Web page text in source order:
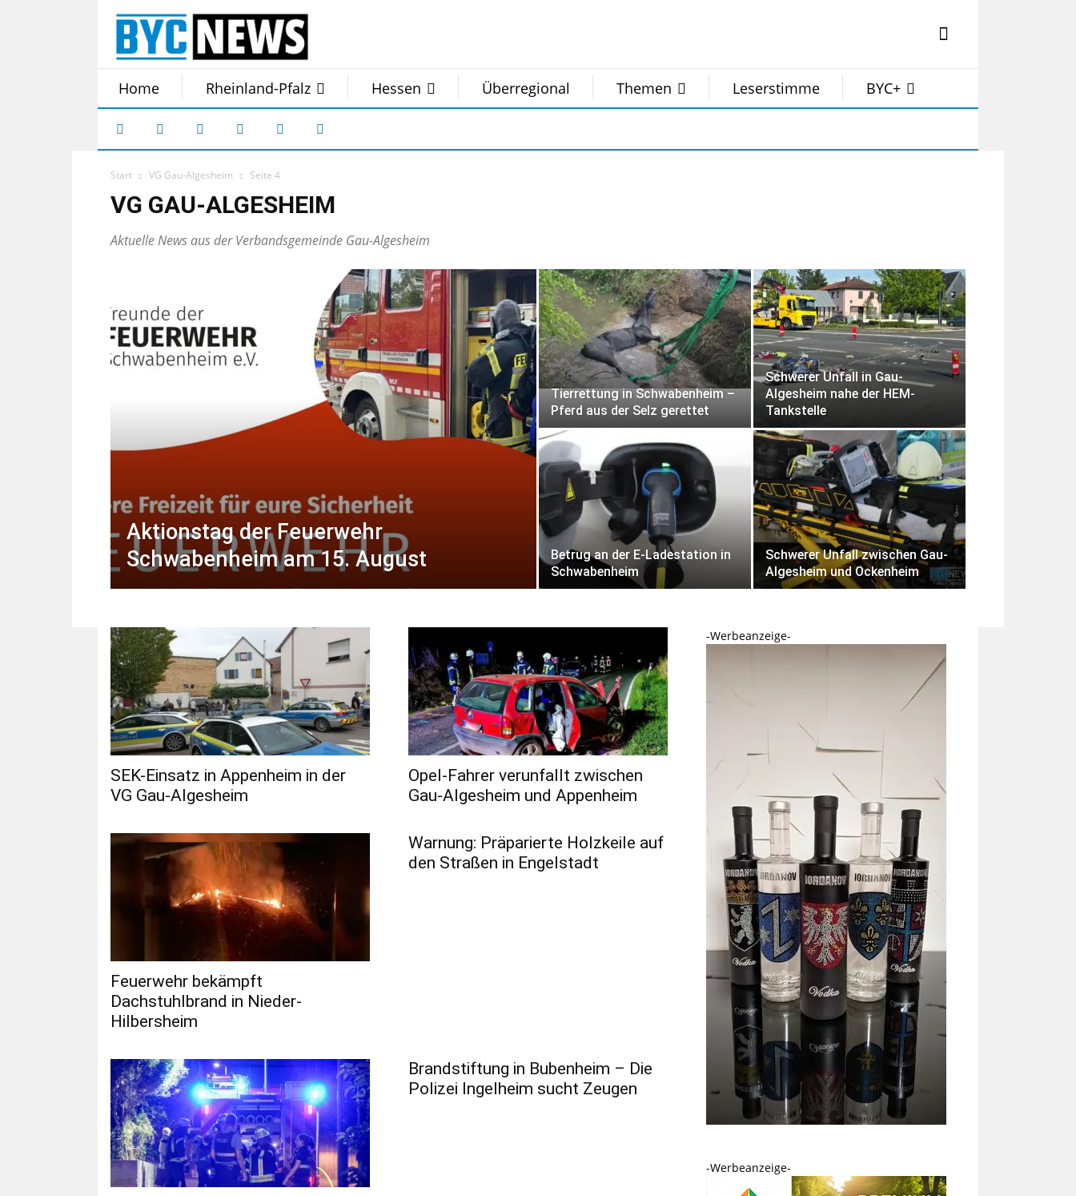
Home Rheinland-Pfalz Hessen Überregional Themen Leserstimme BYC+
Start VG Gau-Algesheim Seite 4
VG GAU-ALGESHEIM
Aktuelle News aus der Verbandsgemeinde Gau-Algesheim
Aktionstag der Feuerwehr
Schwabenheim am 15. August
Tierrettung in Schwabenheim –
Pferd aus der Selz gerettet
Schwerer Unfall in Gau-
Algesheim nahe der HEM-
Tankstelle
Betrug an der E-Ladestation in
Schwabenheim
Schwerer Unfall zwischen Gau-
Algesheim und Ockenheim
SEK-Einsatz in Appenheim in der
VG Gau-Algesheim
Opel-Fahrer verunfallt zwischen
Gau-Algesheim und Appenheim
Feuerwehr bekämpft
Dachstuhlbrand in Nieder-
Hilbersheim
Warnung: Präparierte Holzkeile auf
den Straßen in Engelstadt
Brandstiftung in Bubenheim – Die
Polizei Ingelheim sucht Zeugen
-Werbeanzeige-
-Werbeanzeige-